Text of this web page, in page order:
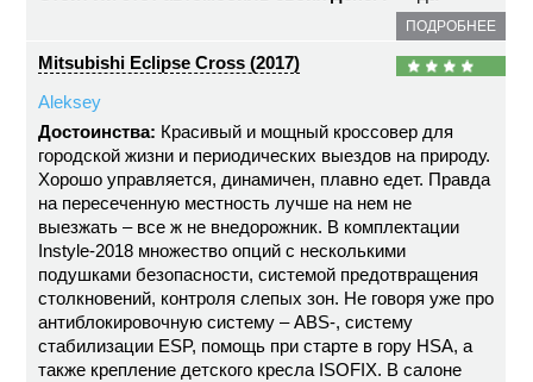
ПОДРОБНЕЕ
Mitsubishi Eclipse Cross (2017)
Aleksey
Достоинства: Красивый и мощный кроссовер для
городской жизни и периодических выездов на природу.
Хорошо управляется, динамичен, плавно едет. Правда
на пересеченную местность лучше на нем не
выезжать – все ж не внедорожник. В комплектации
Instyle-2018 множество опций с несколькими
подушками безопасности, системой предотвращения
столкновений, контроля слепых зон. Не говоря уже про
антиблокировочную систему – ABS-, систему
стабилизации ESP, помощь при старте в гору HSA, а
также крепление детского кресла ISOFIX. В салоне